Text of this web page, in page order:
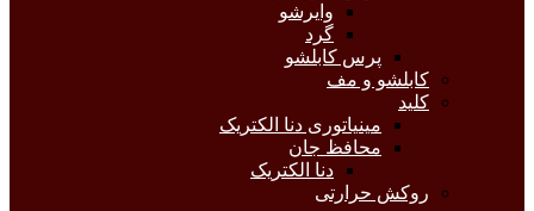
وایرشو
گرد
پرس کابلشو
کابلشو و مف
کلید
مینیاتوری دنا الکتریک
محافظ جان
دنا الکتریک
روکش حرارتی